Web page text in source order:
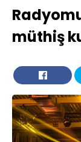
müthiş